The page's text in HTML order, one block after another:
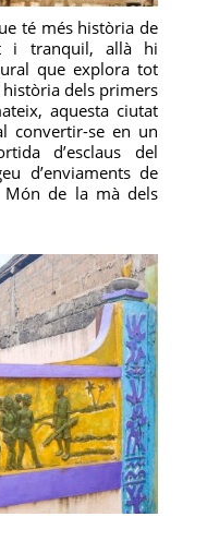
té més història de
i tranquil, allà hi
que explora tot
dels primers
aquesta ciutat
convertir-se en un
d’esclaus del
d’enviaments de
Món de la mà dels